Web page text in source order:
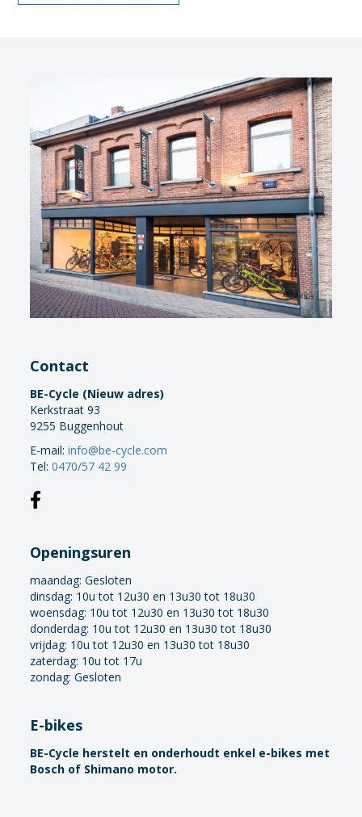
Contact
BE-Cycle (Nieuw adres)
Kerkstraat 93
9255 Buggenhout
E-mail:info@be-cycle.com
Tel:0470/57 42 99
Openingsuren
maandag:Gesloten
dinsdag: 10u tot 12u30 en 13u30 tot 18u30
woensdag: 10u tot 12u30 en 13u30 tot 18u30
donderdag: 10u tot 12u30 en 13u30 tot 18u30
vrijdag: 10u tot 12u30 en 13u30 tot 18u30
zaterdag: 10u tot 17u
zondag: Gesloten
E-bikes
BE-Cycle herstelt en onderhoudt enkel e-bikes met
Bosch of Shimano motor.